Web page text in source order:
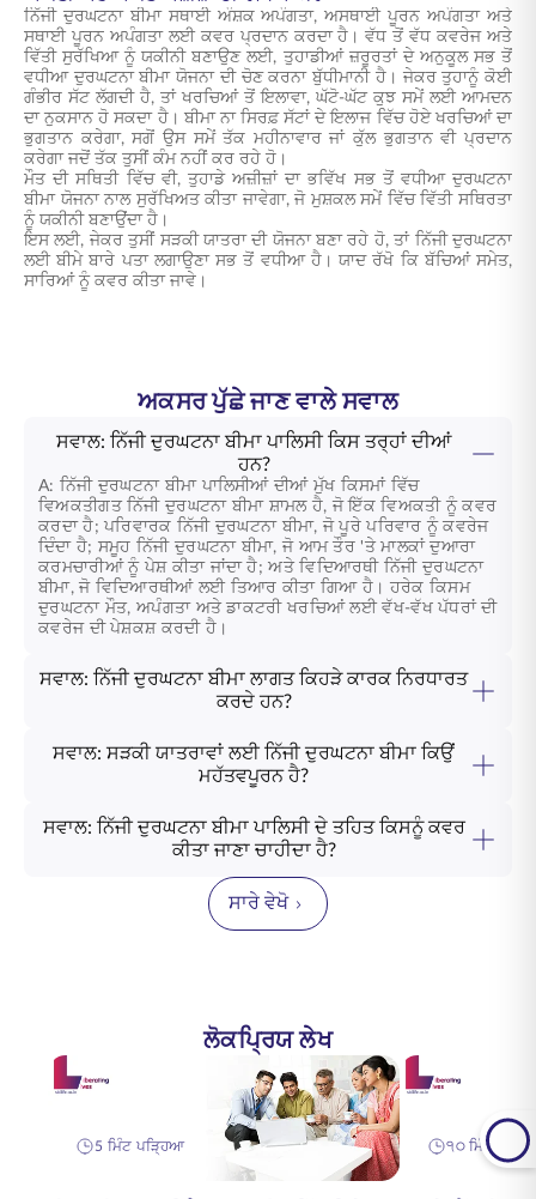
ਨਿੱਜੀ ਦੁਰਘਟਨਾ ਬੀਮਾ ਸਥਾਈ ਅੰਸ਼ਕ ਅਪੰਗਤਾ, ਅਸਥਾਈ ਪੂਰਨ ਅਪੰਗਤਾ ਅਤੇ
ਸਥਾਈ ਪੂਰਨ ਅਪੰਗਤਾ ਲਈ ਕਵਰ ਪ੍ਰਦਾਨ ਕਰਦਾ ਹੈ। ਵੱਧ ਤੋਂ ਵੱਧ ਕਵਰੇਜ ਅਤੇ
ਵਿੱਤੀ ਸੁਰੱਖਿਆ ਨੂੰ ਯਕੀਨੀ ਬਣਾਉਣ ਲਈ, ਤੁਹਾਡੀਆਂ ਜ਼ਰੂਰਤਾਂ ਦੇ ਅਨੁਕੂਲ ਸਭ ਤੋਂ
ਵਧੀਆ ਦੁਰਘਟਨਾ ਬੀਮਾ ਯੋਜਨਾ ਦੀ ਚੋਣ ਕਰਨਾ ਬੁੱਧੀਮਾਨੀ ਹੈ। ਜੇਕਰ ਤੁਹਾਨੂੰ ਕੋਈ
ਗੰਭੀਰ ਸੱਟ ਲੱਗਦੀ ਹੈ, ਤਾਂ ਖਰਚਿਆਂ ਤੋਂ ਇਲਾਵਾ, ਘੱਟੋ-ਘੱਟ ਕੁਝ ਸਮੇਂ ਲਈ ਆਮਦਨ
ਦਾ ਨੁਕਸਾਨ ਹੋ ਸਕਦਾ ਹੈ। ਬੀਮਾ ਨਾ ਸਿਰਫ਼ ਸੱਟਾਂ ਦੇ ਇਲਾਜ ਵਿੱਚ ਹੋਏ ਖਰਚਿਆਂ ਦਾ
ਭੁਗਤਾਨ ਕਰੇਗਾ, ਸਗੋਂ ਉਸ ਸਮੇਂ ਤੱਕ ਮਹੀਨਾਵਾਰ ਜਾਂ ਕੁੱਲ ਭੁਗਤਾਨ ਵੀ ਪ੍ਰਦਾਨ
ਕਰੇਗਾ ਜਦੋਂ ਤੱਕ ਤੁਸੀਂ ਕੰਮ ਨਹੀਂ ਕਰ ਰਹੇ ਹੋ।
ਮੌਤ ਦੀ ਸਥਿਤੀ ਵਿੱਚ ਵੀ, ਤੁਹਾਡੇ ਅਜ਼ੀਜ਼ਾਂ ਦਾ ਭਵਿੱਖ ਸਭ ਤੋਂ ਵਧੀਆ ਦੁਰਘਟਨਾ
ਬੀਮਾ ਯੋਜਨਾ ਨਾਲ ਸੁਰੱਖਿਅਤ ਕੀਤਾ ਜਾਵੇਗਾ, ਜੋ ਮੁਸ਼ਕਲ ਸਮੇਂ ਵਿੱਚ ਵਿੱਤੀ ਸਥਿਰਤਾ
ਨੂੰ ਯਕੀਨੀ ਬਣਾਉਂਦਾ ਹੈ।
ਇਸ ਲਈ, ਜੇਕਰ ਤੁਸੀਂ ਸੜਕੀ ਯਾਤਰਾ ਦੀ ਯੋਜਨਾ ਬਣਾ ਰਹੇ ਹੋ, ਤਾਂ ਨਿੱਜੀ ਦੁਰਘਟਨਾ
ਲਈ ਬੀਮੇ ਬਾਰੇ ਪਤਾ ਲਗਾਉਣਾ ਸਭ ਤੋਂ ਵਧੀਆ ਹੈ। ਯਾਦ ਰੱਖੋ ਕਿ ਬੱਚਿਆਂ ਸਮੇਤ,
ਸਾਰਿਆਂ ਨੂੰ ਕਵਰ ਕੀਤਾ ਜਾਵੇ।
ਅਕਸਰ ਪੁੱਛੇ ਜਾਣ ਵਾਲੇ ਸਵਾਲ
ਸਵਾਲ: ਨਿੱਜੀ ਦੁਰਘਟਨਾ ਬੀਮਾ ਪਾਲਿਸੀ ਕਿਸ ਤਰ੍ਹਾਂ ਦੀਆਂ
ਹਨ?
A: ਨਿੱਜੀ ਦੁਰਘਟਨਾ ਬੀਮਾ ਪਾਲਿਸੀਆਂ ਦੀਆਂ ਮੁੱਖ ਕਿਸਮਾਂ ਵਿੱਚ
ਵਿਅਕਤੀਗਤ ਨਿੱਜੀ ਦੁਰਘਟਨਾ ਬੀਮਾ ਸ਼ਾਮਲ ਹੈ, ਜੋ ਇੱਕ ਵਿਅਕਤੀ ਨੂੰ ਕਵਰ
ਕਰਦਾ ਹੈ; ਪਰਿਵਾਰਕ ਨਿੱਜੀ ਦੁਰਘਟਨਾ ਬੀਮਾ, ਜੋ ਪੂਰੇ ਪਰਿਵਾਰ ਨੂੰ ਕਵਰੇਜ
ਦਿੰਦਾ ਹੈ; ਸਮੂਹ ਨਿੱਜੀ ਦੁਰਘਟਨਾ ਬੀਮਾ, ਜੋ ਆਮ ਤੌਰ 'ਤੇ ਮਾਲਕਾਂ ਦੁਆਰਾ
ਕਰਮਚਾਰੀਆਂ ਨੂੰ ਪੇਸ਼ ਕੀਤਾ ਜਾਂਦਾ ਹੈ; ਅਤੇ ਵਿਦਿਆਰਥੀ ਨਿੱਜੀ ਦੁਰਘਟਨਾ
ਬੀਮਾ, ਜੋ ਵਿਦਿਆਰਥੀਆਂ ਲਈ ਤਿਆਰ ਕੀਤਾ ਗਿਆ ਹੈ। ਹਰੇਕ ਕਿਸਮ
ਦੁਰਘਟਨਾ ਮੌਤ, ਅਪੰਗਤਾ ਅਤੇ ਡਾਕਟਰੀ ਖਰਚਿਆਂ ਲਈ ਵੱਖ-ਵੱਖ ਪੱਧਰਾਂ ਦੀ
ਕਵਰੇਜ ਦੀ ਪੇਸ਼ਕਸ਼ ਕਰਦੀ ਹੈ।
ਸਵਾਲ: ਨਿੱਜੀ ਦੁਰਘਟਨਾ ਬੀਮਾ ਲਾਗਤ ਕਿਹੜੇ ਕਾਰਕ ਨਿਰਧਾਰਤ
ਕਰਦੇ ਹਨ?
ਸਵਾਲ: ਸੜਕੀ ਯਾਤਰਾਵਾਂ ਲਈ ਨਿੱਜੀ ਦੁਰਘਟਨਾ ਬੀਮਾ ਕਿਉਂ
ਮਹੱਤਵਪੂਰਨ ਹੈ?
ਸਵਾਲ: ਨਿੱਜੀ ਦੁਰਘਟਨਾ ਬੀਮਾ ਪਾਲਿਸੀ ਦੇ ਤਹਿਤ ਕਿਸਨੂੰ ਕਵਰ
ਕੀਤਾ ਜਾਣਾ ਚਾਹੀਦਾ ਹੈ?
ਸਾਰੇ ਵੇਖੋ
ਲੋਕਪ੍ਰਿਯ ਲੇਖ
5 ਮਿੰਟ ਪੜ੍ਹਿਆ ੧੦ ਮਿੰਟ